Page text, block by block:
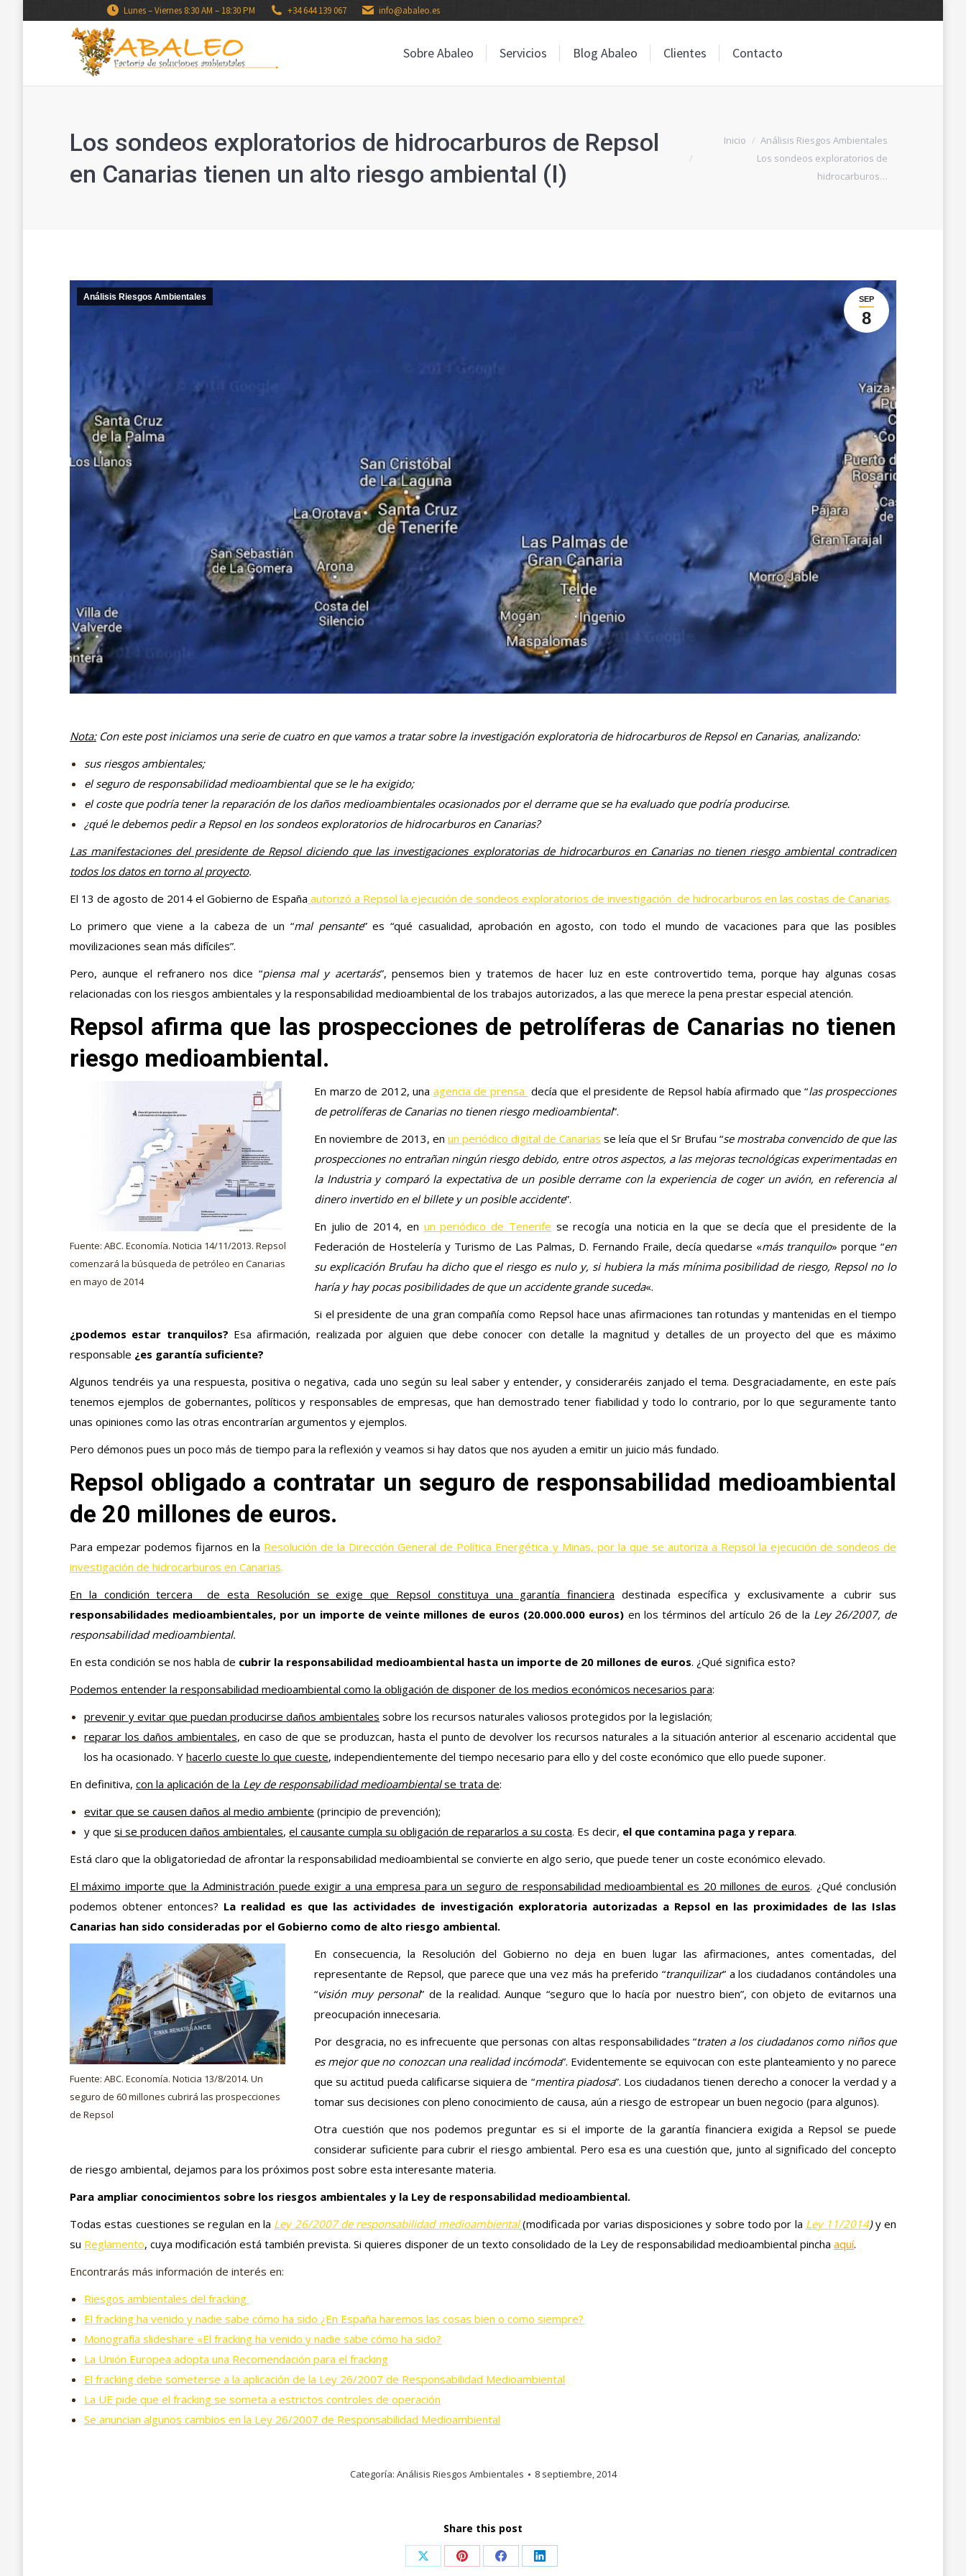
Lunes – Viernes 8:30 AM – 18:30 PM +34 644 139 067 info@abaleo.es
Sobre Abaleo Servicios Blog Abaleo Clientes Contacto
Los sondeos exploratorios de hidrocarburos de Repsol
en Canarias tienen un alto riesgo ambiental (I)
Estás aquí:Inicio
Análisis Riesgos Ambientales
Los sondeos exploratorios de
hidrocarburos…
SEP
8
Análisis Riesgos Ambientales
Nota:Con este post iniciamos una serie de cuatro en que vamos a tratar sobre la investigación exploratoria de hidrocarburos de Repsol en Canarias, analizando:
sus riesgos ambientales;
el seguro de responsabilidad medioambiental que se le ha exigido;
el coste que podría tener la reparación de los daños medioambientales ocasionados por el derrame que se ha evaluado que podría producirse.
¿qué le debemos pedir a Repsol en los sondeos exploratorios de hidrocarburos en Canarias?
Las manifestaciones del presidente de Repsol diciendo que las investigaciones exploratorias de hidrocarburos en Canarias no tienen riesgo ambiental contradicen
todos los datos en torno al proyecto.
El 13 de agosto de 2014 el Gobierno de España autorizó a Repsol la ejecución de sondeos exploratorios de investigación de hidrocarburos en las costas de Canarias.
Lo primero que viene a la cabeza de un “mal pensante” es “qué casualidad, aprobación en agosto, con todo el mundo de vacaciones para que las posibles
movilizaciones sean más difíciles”.
Pero, aunque el refranero nos dice “piensa mal y acertarás”, pensemos bien y tratemos de hacer luz en este controvertido tema, porque hay algunas cosas
relacionadas con los riesgos ambientales y la responsabilidad medioambiental de los trabajos autorizados, a las que merece la pena prestar especial atención.
Repsol afirma que las prospecciones de petrolíferas de Canarias no tienen
riesgo medioambiental.
Fuente: ABC. Economía. Noticia 14/11/2013. Repsol
comenzará la búsqueda de petróleo en Canarias
en mayo de 2014
En marzo de 2012, una agencia de prensa decía que el presidente de Repsol había afirmado que “las prospecciones
de petrolíferas de Canarias no tienen riesgo medioambiental”.
En noviembre de 2013, en un periódico digital de Canarias se leía que el Sr Brufau “se mostraba convencido de que las
prospecciones no entrañan ningún riesgo debido, entre otros aspectos, a las mejoras tecnológicas experimentadas en
la Industria y comparó la expectativa de un posible derrame con la experiencia de coger un avión, en referencia al
dinero invertido en el billete y un posible accidente”.
En julio de 2014, en un periódico de Tenerife se recogía una noticia en la que se decía que el presidente de la
Federación de Hostelería y Turismo de Las Palmas, D. Fernando Fraile, decía quedarse «más tranquilo» porque “en
su explicación Brufau ha dicho que el riesgo es nulo y, si hubiera la más mínima posibilidad de riesgo, Repsol no lo
haría y hay pocas posibilidades de que un accidente grande suceda«.
Si el presidente de una gran compañía como Repsol hace unas afirmaciones tan rotundas y mantenidas en el tiempo
¿podemos estar tranquilos? Esa afirmación, realizada por alguien que debe conocer con detalle la magnitud y detalles de un proyecto del que es máximo
responsable ¿es garantía suficiente?
Algunos tendréis ya una respuesta, positiva o negativa, cada uno según su leal saber y entender, y consideraréis zanjado el tema. Desgraciadamente, en este país
tenemos ejemplos de gobernantes, políticos y responsables de empresas, que han demostrado tener fiabilidad y todo lo contrario, por lo que seguramente tanto
unas opiniones como las otras encontrarían argumentos y ejemplos.
Pero démonos pues un poco más de tiempo para la reflexión y veamos si hay datos que nos ayuden a emitir un juicio más fundado.
Repsol obligado a contratar un seguro de responsabilidad medioambiental
de 20 millones de euros.
Para empezar podemos fijarnos en la Resolución de la Dirección General de Política Energética y Minas, por la que se autoriza a Repsol la ejecución de sondeos de
investigación de hidrocarburos en Canarias.
En la condición tercera de esta Resolución se exige que Repsol constituya una garantía financiera destinada específica y exclusivamente a cubrir sus
responsabilidades medioambientales, por un importe de veinte millones de euros (20.000.000 euros) en los términos del artículo 26 de la Ley 26/2007, de
responsabilidad medioambiental.
En esta condición se nos habla de cubrir la responsabilidad medioambiental hasta un importe de 20 millones de euros. ¿Qué significa esto?
Podemos entender la responsabilidad medioambiental como la obligación de disponer de los medios económicos necesarios para:
prevenir y evitar que puedan producirse daños ambientales sobre los recursos naturales valiosos protegidos por la legislación;
reparar los daños ambientales, en caso de que se produzcan, hasta el punto de devolver los recursos naturales a la situación anterior al escenario accidental que
los ha ocasionado. Y hacerlo cueste lo que cueste, independientemente del tiempo necesario para ello y del coste económico que ello puede suponer.
En definitiva, con la aplicación de la Ley de responsabilidad medioambientalse trata de:
evitar que se causen daños al medio ambiente (principio de prevención);
y que si se producen daños ambientales, el causante cumpla su obligación de repararlos a su costa. Es decir, el que contamina paga y repara.
Está claro que la obligatoriedad de afrontar la responsabilidad medioambiental se convierte en algo serio, que puede tener un coste económico elevado.
El máximo importe que la Administración puede exigir a una empresa para un seguro de responsabilidad medioambiental es 20 millones de euros. ¿Qué conclusión
podemos obtener entonces? La realidad es que las actividades de investigación exploratoria autorizadas a Repsol en las proximidades de las Islas
Canarias han sido consideradas por el Gobierno como de alto riesgo ambiental.
Fuente: ABC. Economía. Noticia 13/8/2014. Un
seguro de 60 millones cubrirá las prospecciones
de Repsol
En consecuencia, la Resolución del Gobierno no deja en buen lugar las afirmaciones, antes comentadas, del
representante de Repsol, que parece que una vez más ha preferido “tranquilizar” a los ciudadanos contándoles una
“visión muy personal” de la realidad. Aunque “seguro que lo hacía por nuestro bien”, con objeto de evitarnos una
preocupación innecesaria.
Por desgracia, no es infrecuente que personas con altas responsabilidades “traten a los ciudadanos como niños que
es mejor que no conozcan una realidad incómoda”. Evidentemente se equivocan con este planteamiento y no parece
que su actitud pueda calificarse siquiera de “mentira piadosa”. Los ciudadanos tienen derecho a conocer la verdad y a
tomar sus decisiones con pleno conocimiento de causa, aún a riesgo de estropear un buen negocio (para algunos).
Otra cuestión que nos podemos preguntar es si el importe de la garantía financiera exigida a Repsol se puede
considerar suficiente para cubrir el riesgo ambiental. Pero esa es una cuestión que, junto al significado del concepto
de riesgo ambiental, dejamos para los próximos post sobre esta interesante materia.
Para ampliar conocimientos sobre los riesgos ambientales y la Ley de responsabilidad medioambiental.
Todas estas cuestiones se regulan en la Ley 26/2007 de responsabilidad medioambiental (modificada por varias disposiciones y sobre todo por la Ley 11/2014)y en
su Reglamento, cuya modificación está también prevista. Si quieres disponer de un texto consolidado de la Ley de responsabilidad medioambiental pincha aquí.
Encontrarás más información de interés en:
Riesgos ambientales del fracking
El fracking ha venido y nadie sabe cómo ha sido ¿En España haremos las cosas bien o como siempre?
Monografía slideshare «El fracking ha venido y nadie sabe cómo ha sido?
La Unión Europea adopta una Recomendación para el fracking
El fracking debe someterse a la aplicación de la Ley 26/2007 de Responsabilidad Medioambiental
La UE pide que el fracking se someta a estrictos controles de operación
Se anuncian algunos cambios en la Ley 26/2007 de Responsabilidad Medioambiental
Categoría: Análisis Riesgos Ambientales 8 septiembre, 2014
Share this post
Share Share Share Share